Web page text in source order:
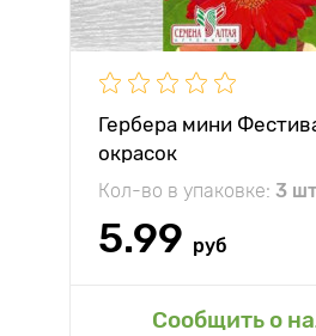
Гербера мини
окрасок
Кол-во в упаковке: 3 шт
5.99 руб
Сообщить о